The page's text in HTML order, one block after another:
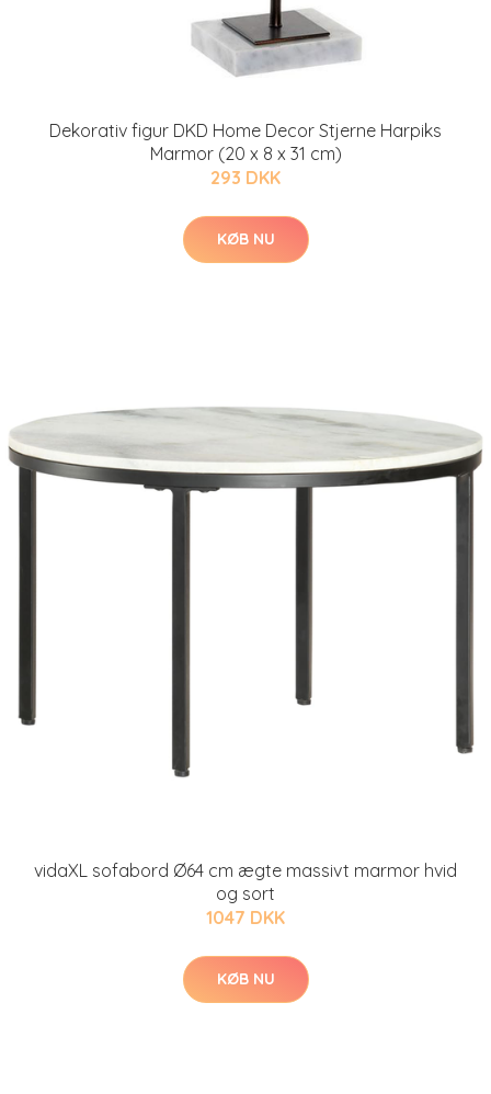
Dekorativ figur DKD Home Decor Stjerne Harpiks
Marmor (20 x 8 x 31 cm)
293 DKK
KØB NU
vidaXL sofabord Ø64 cm ægte massivt marmor hvid
og sort
1047 DKK
KØB NU